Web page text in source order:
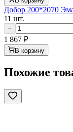
Добор 200*2070
11 шт.
−
1 867 ₽
В корзину
Похожие